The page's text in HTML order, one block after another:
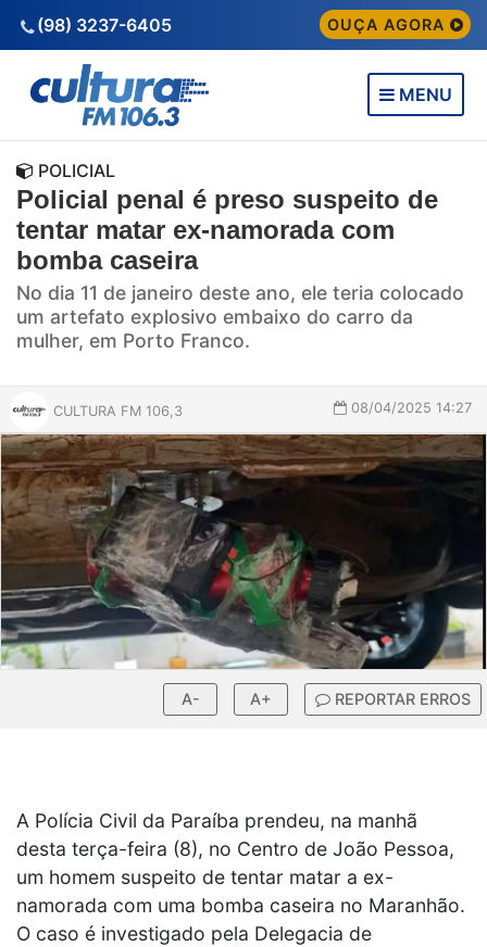
(98) 3237-6405 OUÇA AGORA
MENU
POLICIAL
Policial penal é preso suspeito de
tentar matar ex-namorada com
bomba caseira
No dia 11 de janeiro deste ano, ele teria colocado
um artefato explosivo embaixo do carro da
mulher, em Porto Franco.
CULTURA FM 106,3 08/04/2025 14:27
A- A+ REPORTAR ERROS
A Polícia Civil da Paraíba prendeu, na manhã
desta terça-feira (8), no Centro de João Pessoa,
um homem suspeito de tentar matar a ex-
namorada com uma bomba caseira no Maranhão.
O caso é investigado pela Delegacia de